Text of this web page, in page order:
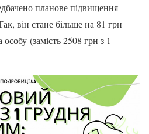
планове підвищення
він стане більше на 81 грн
(замість 2508 грн з 1